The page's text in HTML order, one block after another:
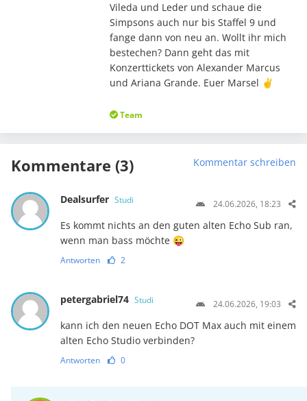
Vileda und Leder und schaue die
Simpsons auch nur bis Staffel 9 und
fange dann von neu an. Wollt ihr mich
bestechen? Dann geht das mit
Konzerttickets von Alexander Marcus
und Ariana Grande. Euer Marsel ✌️
Team
Kommentare (3) Kommentar schreiben
Dealsurfer Studi 24.06.2026, 18:23
Es kommt nichts an den guten alten Echo Sub ran,
wenn man bass möchte 😜
Antworten 2
petergabriel74 Studi 24.06.2026, 19:03
kann ich den neuen Echo DOT Max auch mit einem
alten Echo Studio verbinden?
Antworten 0